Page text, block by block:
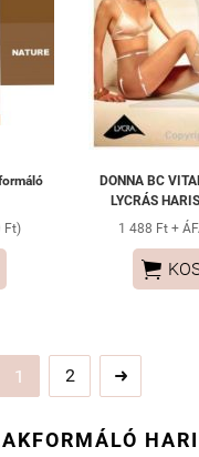
Ft)
DONNA BC
LYCRÁS
1 488 Ft +

1 2 